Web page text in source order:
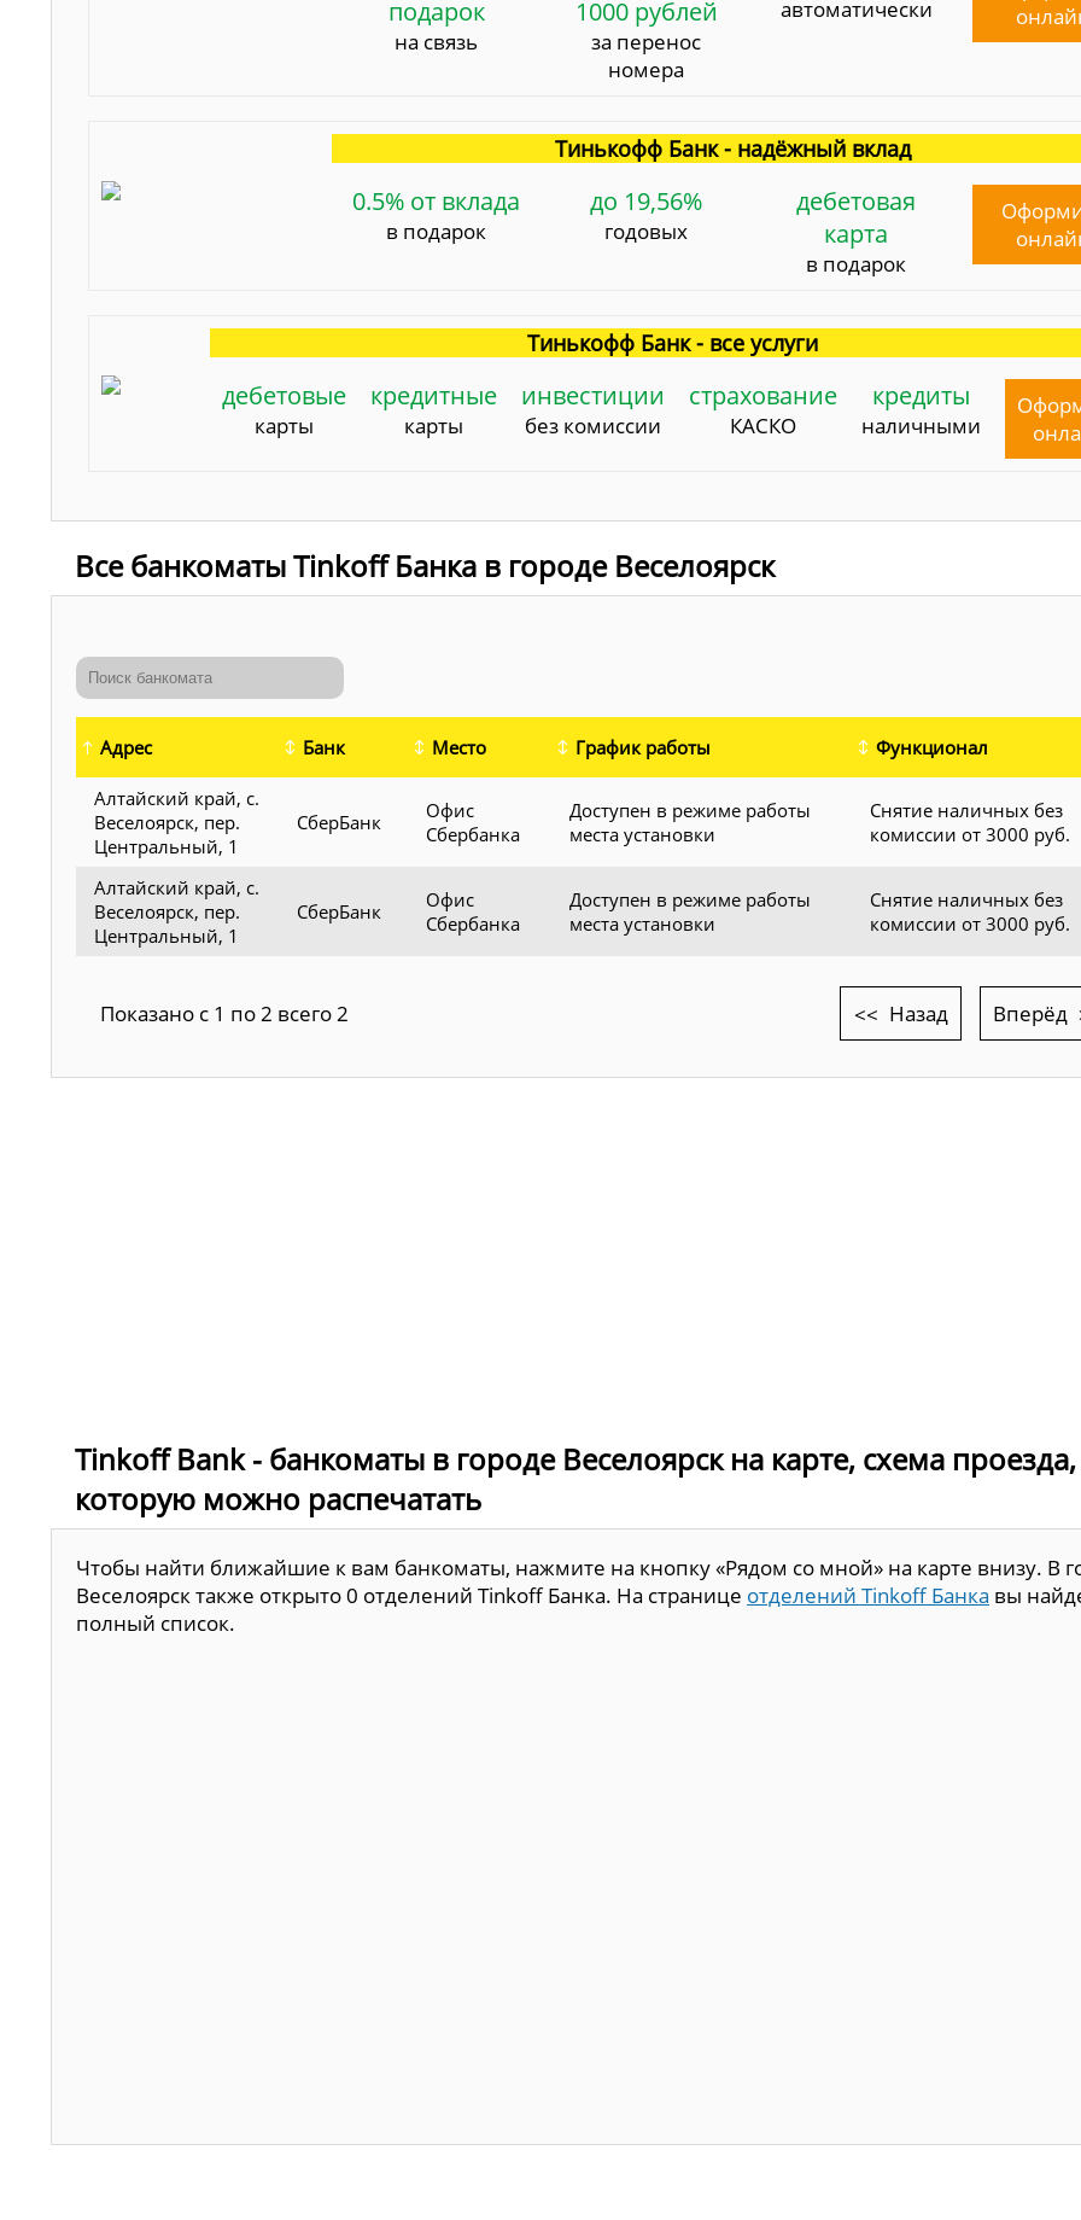
подарок
на связь
1000 рублей
за перенос
номера
автоматически
Тинькофф Банк - надёжный вклад
0.5% от вклада
в подарок
до 19,56%
годовых
дебетовая
карта
в подарок
Тинькофф Банк - все услуги
дебетовые
карты
кредитные
карты
инвестиции
без комиссии
страхование
КАСКО
кредиты
наличными
Все банкоматы Tinkoff Банка в городе Веселоярск
Адрес Банк Место График работы Функционал
Алтайский край, с.
Веселоярск, пер.
Центральный, 1
СберБанк
Офис
Сбербанка
Доступен в режиме работы
места установки
Снятие наличных без
комиссии от 3000 руб.
Алтайский край, с.
Веселоярск, пер.
Центральный, 1
СберБанк
Офис
Сбербанка
Доступен в режиме работы
места установки
Снятие наличных без
комиссии от 3000 руб.
Показано с 1 по 2 всего 2 Назад Вперёд
Tinkoff Bank - банкоматы в городе Веселоярск на карте, схема проезда,
которую можно распечатать
Чтобы найти ближайшие к вам банкоматы, нажмите на кнопку «Рядом со мной» на карте внизу. В
Веселоярск также открыто 0 отделений Tinkoff Банка. На странице отделений Tinkoff Банка вы
полный список.